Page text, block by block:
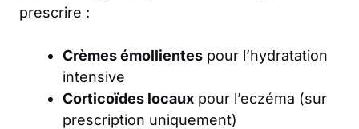
prescrire :
Crèmes émollientes pour l’hydratation
intensive
Corticoïdes locaux pour l’eczéma (sur
prescription uniquement)